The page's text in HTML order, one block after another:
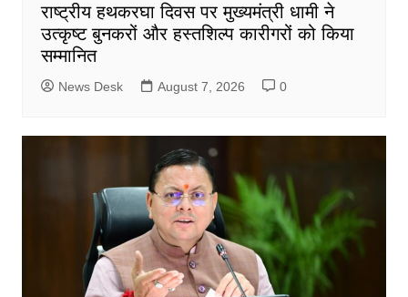
राष्ट्रीय हथकरघा दिवस पर मुख्यमंत्री धामी ने
उत्कृष्ट बुनकरों और हस्तशिल्प कारीगरों को किया
सम्मानित
News Desk August 7, 2026 0